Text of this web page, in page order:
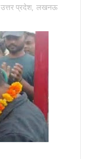
उत्तर प्रदेश, लखनऊ